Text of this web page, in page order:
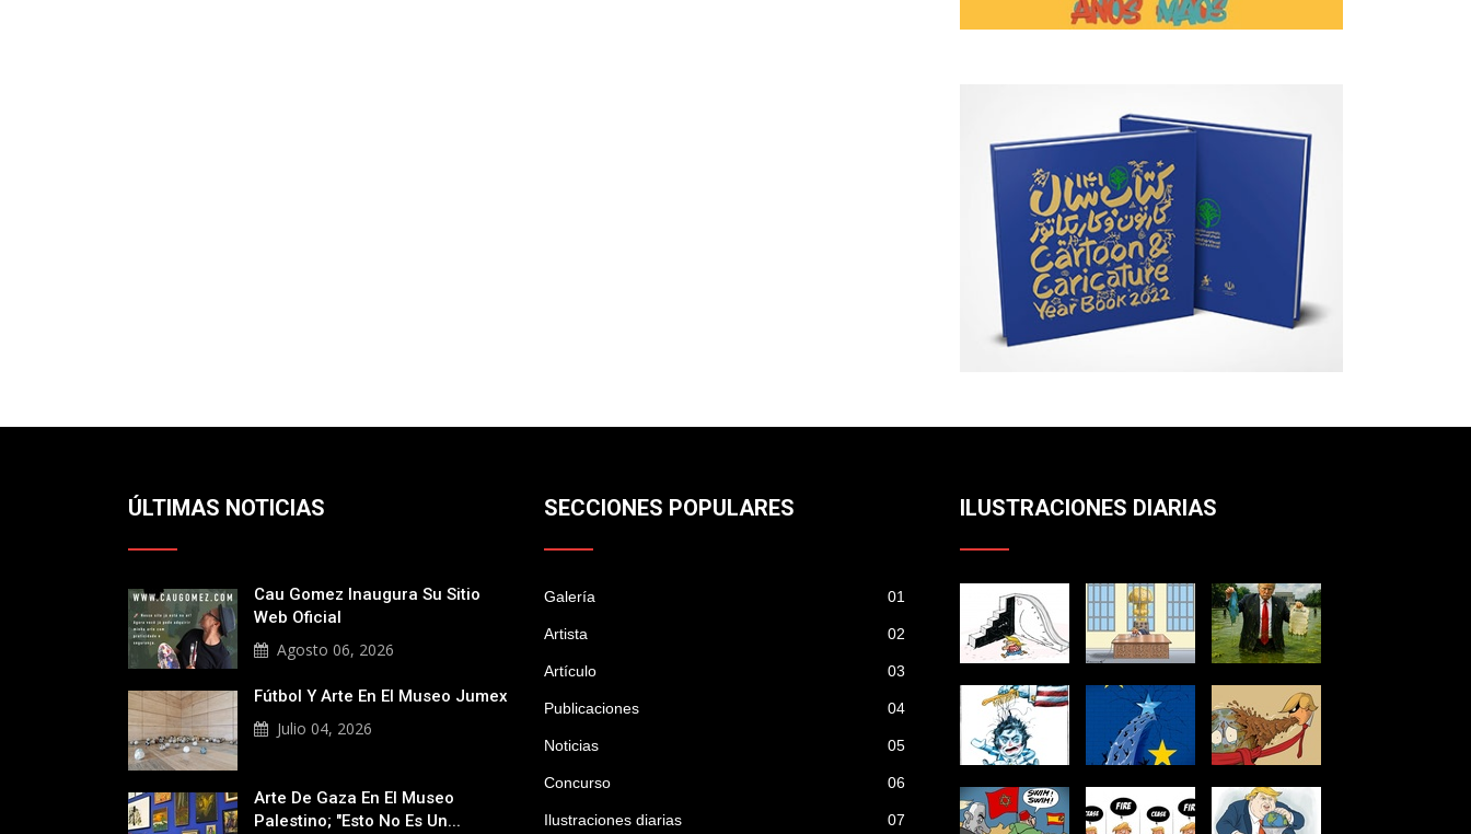
ÚLTIMAS NOTICIAS
Cau Gomez Inaugura Su Sitio
Web Oficial
Agosto 06, 2026
Fútbol Y Arte En El Museo Jumex
Julio 04, 2026
Arte De Gaza En El Museo
Palestino; "Esto No Es Un...
SECCIONES POPULARES
Galería 01
Artista 02
Artículo 03
Publicaciones 04
Noticias 05
Concurso 06
Ilustraciones diarias 07
ILUSTRACIONES DIARIAS